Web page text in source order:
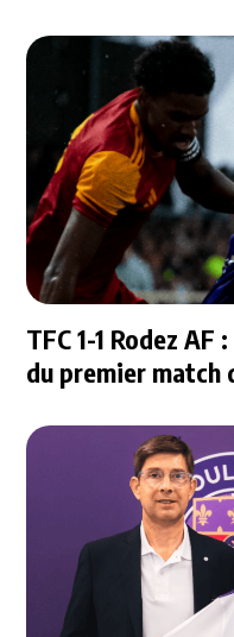
TFC 1-1 Rodez
du premier match